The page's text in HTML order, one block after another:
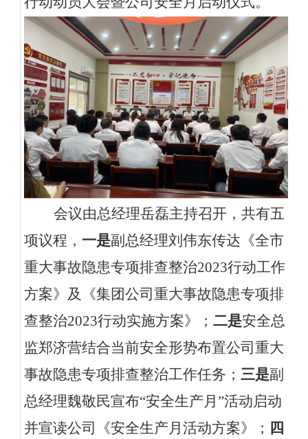
会议由总经理岳磊主持召开，共有五
项议程， 一是副总经理刘伟东传达《全市
重大事故隐患专项排查整治2023行动工作
方案》及《集团公司重大事故隐患专项排
查整治2023行动实施方案》； 二是安全总
监郑济营结合当前安全形势布置公司 重大
事故隐患专项排查整治工作任务 ； 三是副
总经理魏敬民宣布“安全生产月 ”活动启动
并宣读公司《安全生产月活动方案》
； 四